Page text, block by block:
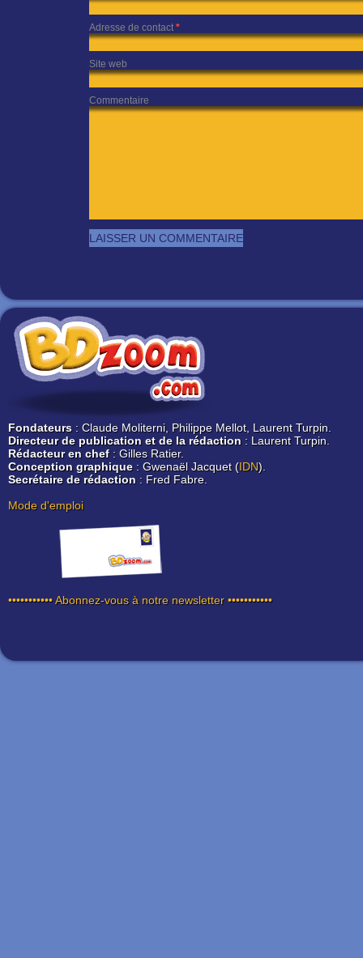
Adresse de contact *
Site web
Commentaire
Fondateurs : Claude Moliterni, Philippe Mellot, Laurent Turpin.
Directeur de publication et de la rédaction : Laurent Turpin.
Rédacteur en chef: Gilles Ratier.
Conception graphique: Gwenaël Jacquet (IDN).
Secrétaire de rédaction : Fred Fabre.
Mode d'emploi
••••••••••• Abonnez-vous à notre newsletter •••••••••••